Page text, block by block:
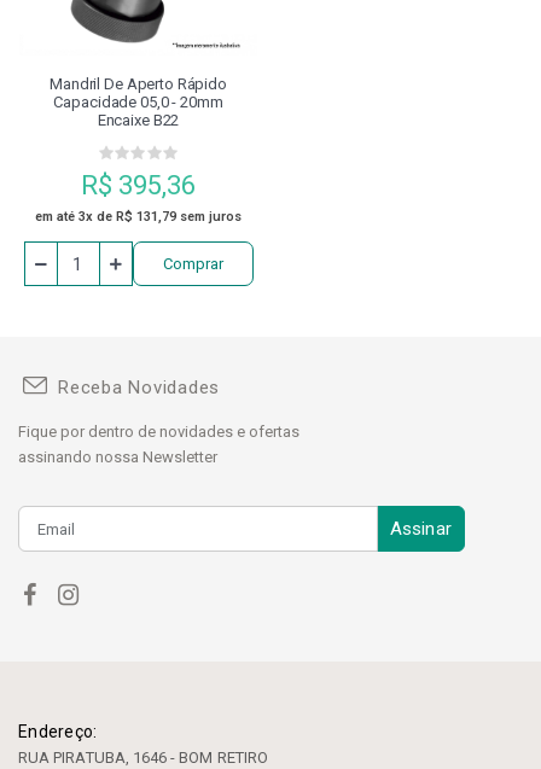
Mandril De Aperto Rápido
Capacidade 05,0 - 20mm
Encaixe B22
R$ 395,36
em até 3x de R$ 131,79 sem juros
Comprar
Receba Novidades
Fique por dentro de novidades e ofertas
assinando nossa Newsletter
Assinar
Endereço:
RUA PIRATUBA, 1646 - BOM RETIRO